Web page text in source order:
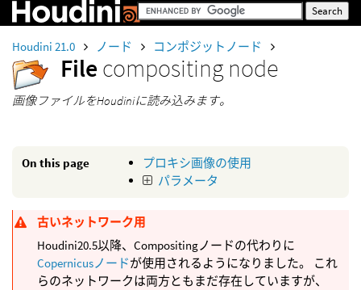
Houdini 21.0 ノード コンポジットノード
File compositing node
画像ファイルをHoudiniに読み込みます。
On this page
プロキシ画像の使用
パラメータ
古いネットワーク用
Houdini20.5以降、Compositingノードの代わりに
Copernicusノードが使用されるようになりました。 これ
らのネットワークは両方ともまだ存在していますが、